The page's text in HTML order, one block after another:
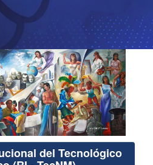
del Tecnológico